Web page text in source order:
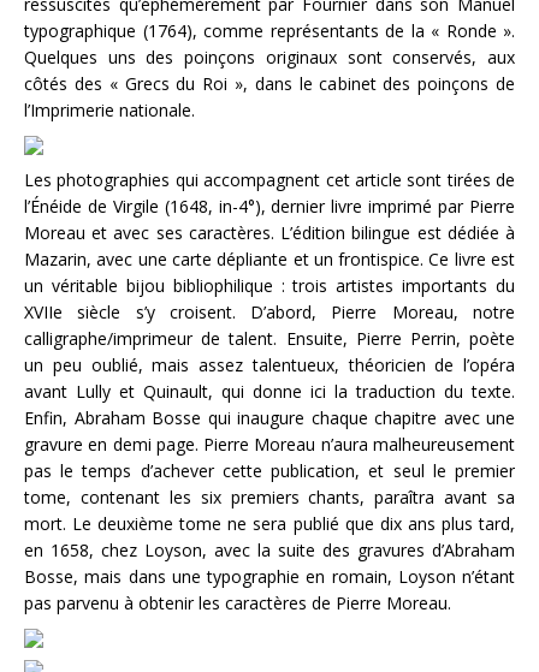
typographique (1764), comme représentants de la « Ronde ».
Quelques uns des poinçons originaux sont conservés, aux
côtés des « Grecs du Roi », dans le cabinet des poinçons de
l’Imprimerie nationale.
Les photographies qui accompagnent cet article sont tirées de
l’Énéide de Virgile (1648, in-4°), dernier livre imprimé par Pierre
Moreau et avec ses caractères. L’édition bilingue est dédiée à
Mazarin, avec une carte dépliante et un frontispice. Ce livre est
un véritable bijou bibliophilique : trois artistes importants du
XVIIe siècle s’y croisent. D’abord, Pierre Moreau, notre
calligraphe/imprimeur de talent. Ensuite, Pierre Perrin, poète
un peu oublié, mais assez talentueux, théoricien de l’opéra
avant Lully et Quinault, qui donne ici la traduction du texte.
Enfin, Abraham Bosse qui inaugure chaque chapitre avec une
gravure en demi page. Pierre Moreau n’aura malheureusement
pas le temps d’achever cette publication, et seul le premier
tome, contenant les six premiers chants, paraîtra avant sa
mort. Le deuxième tome ne sera publié que dix ans plus tard,
en 1658, chez Loyson, avec la suite des gravures d’Abraham
Bosse, mais dans une typographie en romain, Loyson n’étant
pas parvenu à obtenir les caractères de Pierre Moreau.